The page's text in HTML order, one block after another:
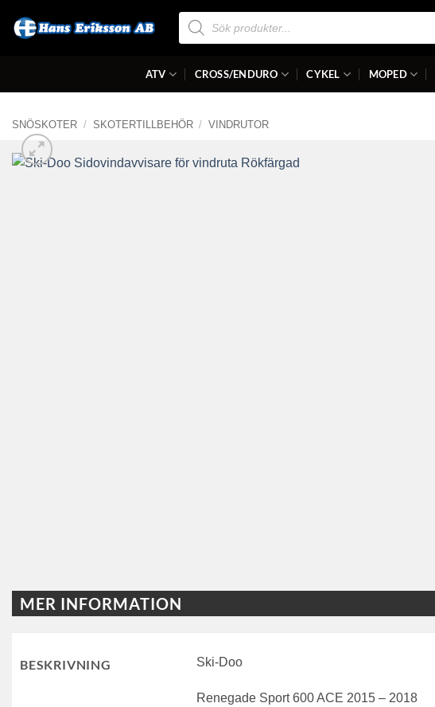
Produktsökning
ATV CROSS/ENDURO CYKEL MOPED
SNÖSKOTER / SKOTERTILLBEHÖR / VINDRUTOR
MER INFORMATION
BESKRIVNING Ski-Doo
Renegade Sport 600 ACE 2015 – 2018